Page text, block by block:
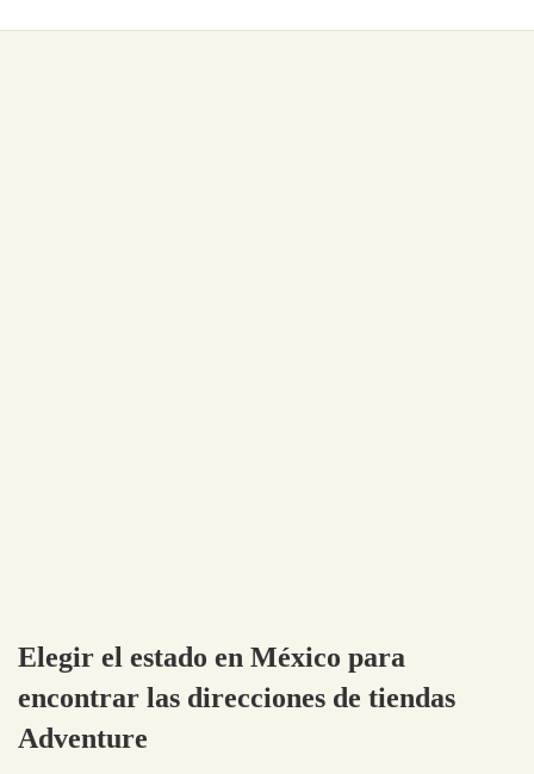
Elegir el estado en México para
encontrar las direcciones de tiendas
Adventure